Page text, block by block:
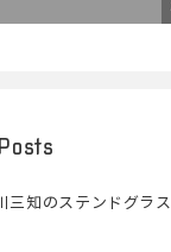
三知のステンドグラス